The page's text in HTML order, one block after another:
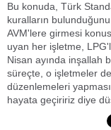
Bu konuda, Türk
kuralların
AVM'lere girmesi
uyan her işletme,
Nisan ayında inşallah
süreçte, o işletmeler
düzenlemeleri
hayata geçiririz diye